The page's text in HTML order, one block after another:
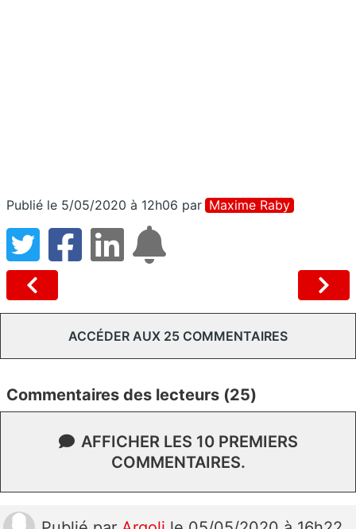
Publié le 5/05/2020 à 12h06 par Maxime Raby
ACCÉDER AUX 25 COMMENTAIRES
Commentaires des lecteurs (25)
AFFICHER LES 10 PREMIERS
COMMENTAIRES.